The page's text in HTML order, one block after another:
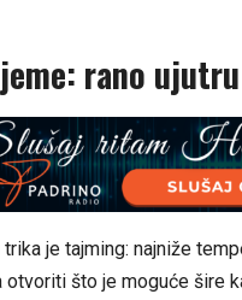
rano ujutru
je tajming: najniže
otvoriti što je moguće šire